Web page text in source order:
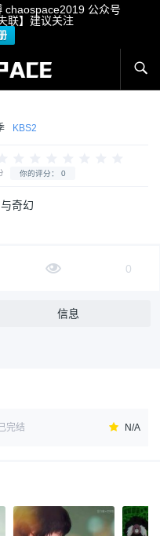
chaospace2019 公众号
联】建议关注
KBS2
奇幻
0
信息
完结 N/A